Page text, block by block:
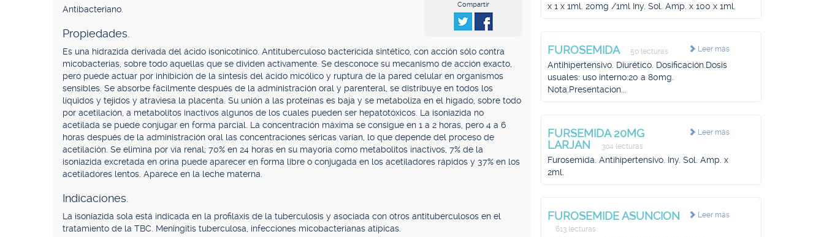
Compartir
Antibacteriano.
Propiedades.
Es una hidrazida derivada del ácido isonicotínico. Antituberculoso bactericida sintético, con acción sólo contra
micobacterias, sobre todo aquellas que se dividen activamente. Se desconoce su mecanismo de acción exacto,
pero puede actuar por inhibición de la síntesis del ácido micólico y ruptura de la pared celular en organismos
sensibles. Se absorbe fácilmente después de la administración oral y parenteral, se distribuye en todos los
líquidos y tejidos y atraviesa la placenta. Su unión a las proteínas es baja y se metaboliza en el hígado, sobre todo
por acetilación, a metabolitos inactivos algunos de los cuales pueden ser hepatotóxicos. La isoniazida no
acetilada se puede conjugar en forma parcial. La concentración máxima se consigue en 1 a 2 horas, pero 4 a 6
horas después de la administración oral las concentraciones séricas varían, lo que depende del proceso de
acetilación. Se elimina por vía renal; 70% en 24 horas en su mayoría como metabolitos inactivos, 7% de la
isoniazida excretada en orina puede aparecer en forma libre o conjugada en los acetiladores rápidos y 37% en los
acetiladores lentos. Aparece en la leche materna.
Indicaciones.
La isoniazida sola está indicada en la profilaxis de la tuberculosis y asociada con otros antituberculosos en el
tratamiento de la TBC. Meningitis tuberculosa, infecciones micobacterianas atípicas.
x 1 x 1ml. 20mg /1ml Iny. Sol. Amp. x 100 x 1ml.
Leer más
FUROSEMIDA 50 lecturas
Antihipertensivo. Diurético. Dosificación.Dosis
usuales: uso interno:20 a 80mg.
Nota.Presentacion...
Leer más
FURSEMIDA 20MG
LARJAN
304 lecturas
Furosemida. Antihipertensivo. Iny. Sol. Amp. x
2ml.
Leer más
FUROSEMIDE ASUNCION
613 lecturas